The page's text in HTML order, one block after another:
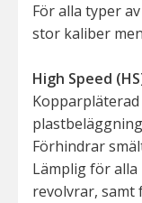
För alla typer
stor kaliber
High Speed
plastbeläggning
Förhindrar
Lämplig för
revolvrar, samt